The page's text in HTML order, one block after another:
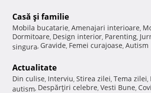
Casă şi familie
Mobila bucatarie, Amenajari interioare,
Dormitoare, Design interior, Parenting,
singura, Gravide, Femei curajoase, Autism
Actualitate
Din culise, Interviu, Stirea zilei, Tema zilei,
autism, Despărţiri celebre, Vesti Bune,